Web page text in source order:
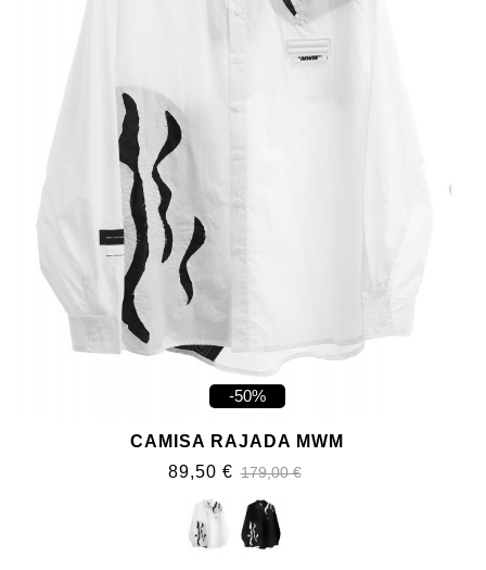
-50%
CAMISA RAJADA MWM
89,50 € 179,00 €